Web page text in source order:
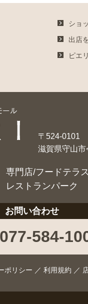
ショ
出店
ピエ
〒524-0101
滋賀県守山市
専門店/フードテラス
レストランパーク
お問い合わせ
584-
ポリシー ／ 利用規約 ／